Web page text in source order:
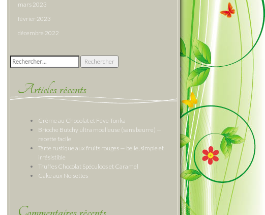
mars 2023
février 2023
décembre 2022
Rechercher :
Articles récents
Crème au Chocolat et Fève Tonka
Brioche Butchy ultra moelleuse (sans beurre) —
recette facile
Tarte rustique aux fruits rouges — belle, simple et
irrésistible
Truffes Chocolat Spéculoos et Caramel
Cake aux Noisettes